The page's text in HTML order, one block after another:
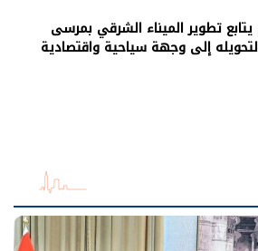
تطوير الميناء الشرقي بمرسى
إلى وجهة سياحية واقتصادية